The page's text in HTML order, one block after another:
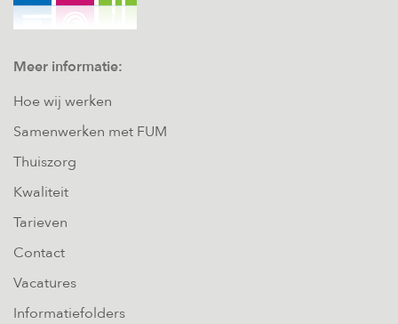
Meer informatie:
Hoe wij werken
Samenwerken met FUM
Thuiszorg
Kwaliteit
Tarieven
Contact
Vacatures
Informatiefolders